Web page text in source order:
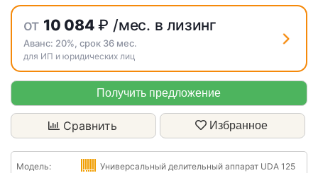
от 10 084₽ /мес. в лизинг
Аванс: 20% , срок 36мес.
для ИП и юридических лиц
Получить предложение
Сравнить Избранное
Модель:
Универсальный делительный аппарат UDA 125